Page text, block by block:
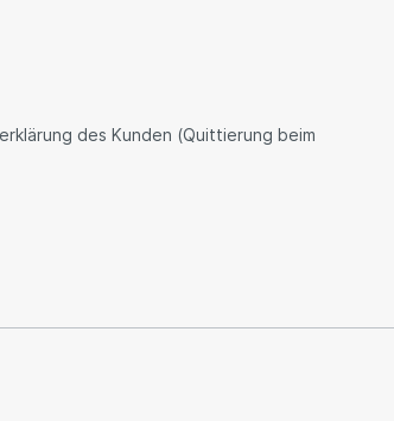
des Kunden (Quittierung beim